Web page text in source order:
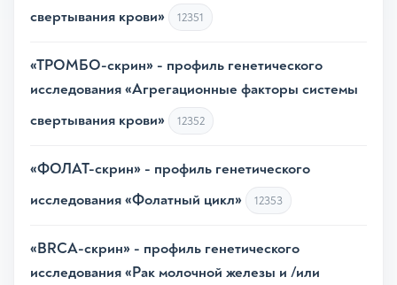
свертывания крови»
12351
«ТРОМБО-скрин» - профиль генетического
исследования «Агрегационные факторы системы
свертывания крови»
12352
«ФОЛАТ-скрин» - профиль генетического
исследования «Фолатный цикл»
12353
«BRCA-скрин» - профиль генетического
исследования «Рак молочной железы и /или